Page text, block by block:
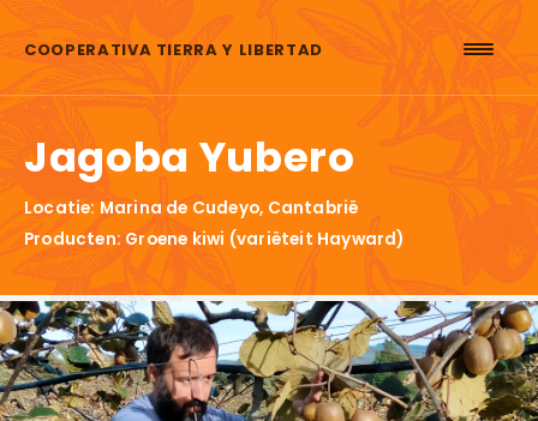
COOPERATIVA TIERRA Y LIBERTAD
Jagoba Yubero
Locatie: Marina de Cudeyo, Cantabrië
Producten: Groene kiwi (variëteit Hayward)